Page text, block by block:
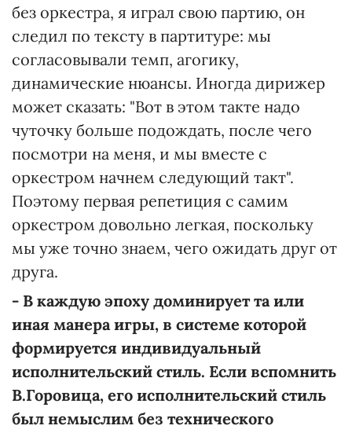
без оркестра, я играл свою партию, он
следил по тексту в партитуре: мы
согласовывали темп, агогику,
динамические нюансы. Иногда дирижер
может сказать: "Вот в этом такте надо
чуточку больше подождать, после чего
посмотри на меня, и мы вместе с
оркестром начнем следующий такт".
Поэтому первая репетиция с самим
оркестром довольно легкая, поскольку
мы уже точно знаем, чего ожидать друг от
друга.
- В каждую эпоху доминирует та или
иная манера игры, в системе которой
формируется индивидуальный
исполнительский стиль. Если вспомнить
В.Горовица, его исполнительский стиль
был немыслим без технического